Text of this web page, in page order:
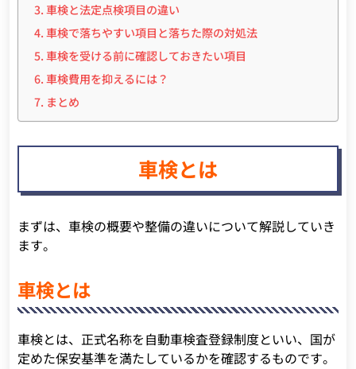
車検と法定点検項目の違い
車検で落ちやすい項目と落ちた際の対処法
車検を受ける前に確認しておきたい項目
車検費用を抑えるには？
まとめ
車検とは
まずは、車検の概要や整備の違いについて解説していき
ます。
車検とは
車検とは、正式名称を自動車検査登録制度といい、国が
定めた保安基準を満たしているかを確認するものです。